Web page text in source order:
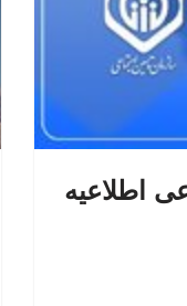
اطلاعیه